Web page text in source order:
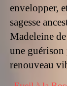
envelopper,
sagesse
Madeleine
une
renouveau